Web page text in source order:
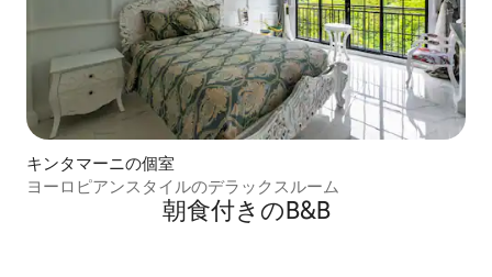
キンタマーニの個室
ヨーロピアンスタイルのデラックスルーム
朝食付きのB&B